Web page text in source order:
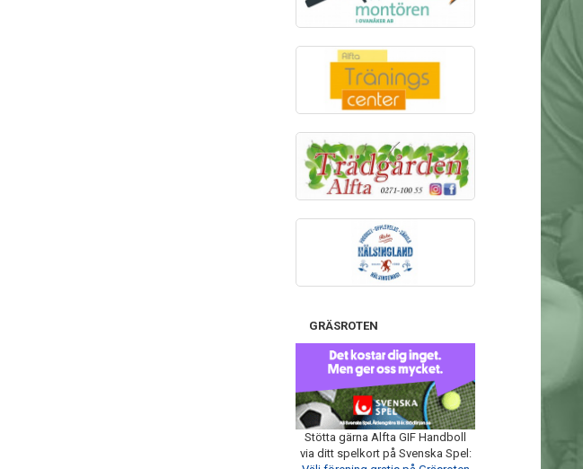
GRÄSROTEN
Stötta gärna Alfta GIF Handboll
via ditt spelkort på Svenska Spel: